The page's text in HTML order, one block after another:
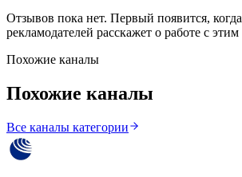
Отзывов пока нет. Первый появится,
рекламодателей расскажет о работе с
Похожие каналы
Похожие каналы
Все каналы категории